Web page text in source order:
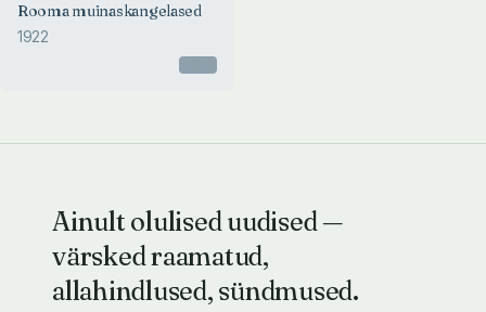
Rooma muinaskangelased
1922
Ainult olulised uudised —
värsked raamatud,
allahindlused, sündmused.